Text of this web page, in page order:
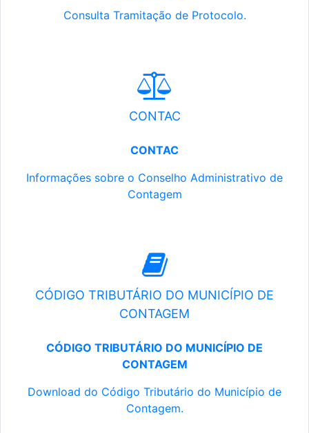
Consulta Tramitação de Protocolo.
CONTAC
CONTAC
Informações sobre o Conselho Administrativo de
Contagem
CÓDIGO TRIBUTÁRIO DO MUNICÍPIO DE
CONTAGEM
CÓDIGO TRIBUTÁRIO DO MUNICÍPIO DE
CONTAGEM
Download do Código Tributário do Município de
Contagem.